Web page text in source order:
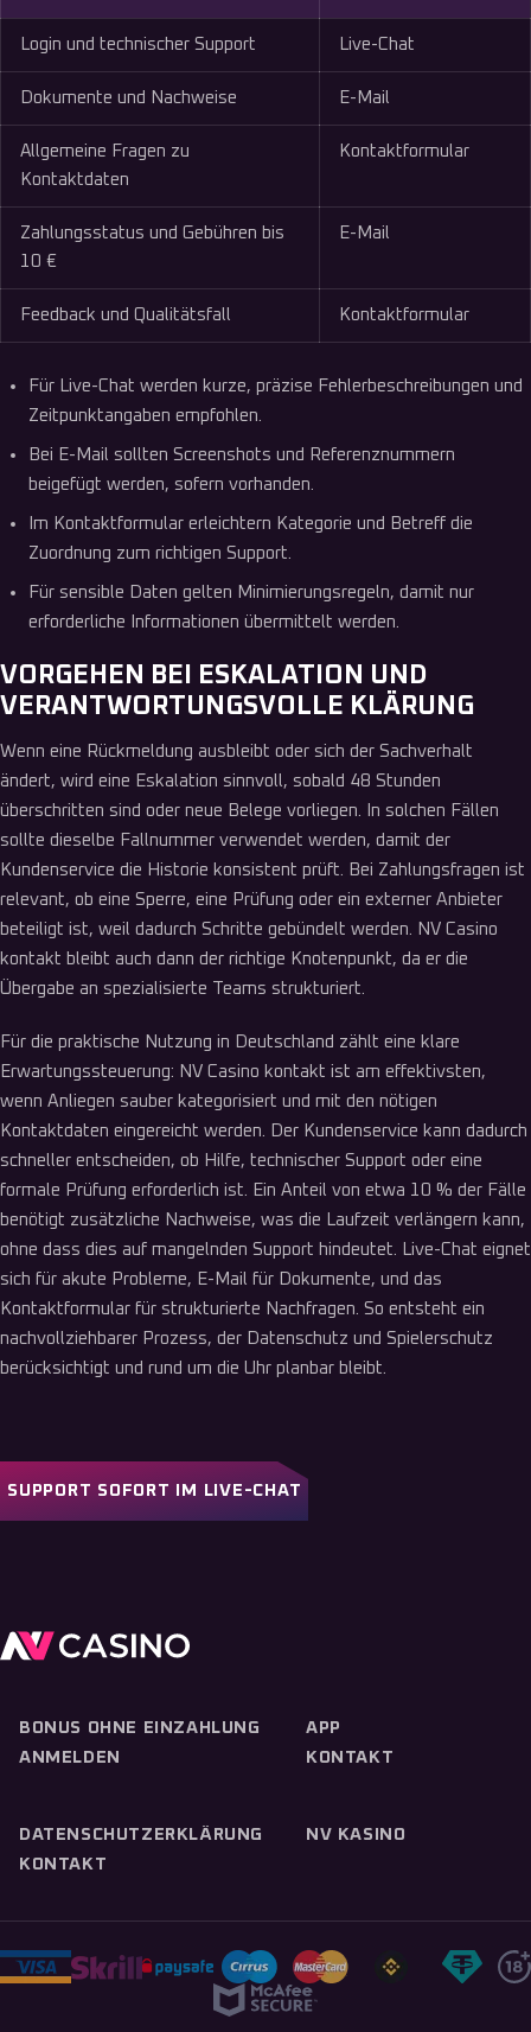
Login und technischer Support Live-Chat
Dokumente und Nachweise E-Mail
Allgemeine Fragen zu
Kontaktdaten
Kontaktformular
Zahlungsstatus und Gebühren bis
10 €
E-Mail
Feedback und Qualitätsfall Kontaktformular
Für Live-Chat werden kurze, präzise Fehlerbeschreibungen und
Zeitpunktangaben empfohlen.
Bei E-Mail sollten Screenshots und Referenznummern
beigefügt werden, sofern vorhanden.
Im Kontaktformular erleichtern Kategorie und Betreff die
Zuordnung zum richtigen Support.
Für sensible Daten gelten Minimierungsregeln, damit nur
erforderliche Informationen übermittelt werden.
VORGEHEN BEI ESKALATION UND
VERANTWORTUNGSVOLLE KLÄRUNG
Wenn eine Rückmeldung ausbleibt oder sich der Sachverhalt
ändert, wird eine Eskalation sinnvoll, sobald 48 Stunden
überschritten sind oder neue Belege vorliegen. In solchen Fällen
sollte dieselbe Fallnummer verwendet werden, damit der
Kundenservice die Historie konsistent prüft. Bei Zahlungsfragen ist
relevant, ob eine Sperre, eine Prüfung oder ein externer Anbieter
beteiligt ist, weil dadurch Schritte gebündelt werden. NV Casino
kontakt bleibt auch dann der richtige Knotenpunkt, da er die
Übergabe an spezialisierte Teams strukturiert.
Für die praktische Nutzung in Deutschland zählt eine klare
Erwartungssteuerung: NV Casino kontakt ist am effektivsten,
wenn Anliegen sauber kategorisiert und mit den nötigen
Kontaktdaten eingereicht werden. Der Kundenservice kann dadurch
schneller entscheiden, ob Hilfe, technischer Support oder eine
formale Prüfung erforderlich ist. Ein Anteil von etwa 10 % der Fälle
benötigt zusätzliche Nachweise, was die Laufzeit verlängern kann,
ohne dass dies auf mangelnden Support hindeutet. Live-Chat eignet
sich für akute Probleme, E-Mail für Dokumente, und das
Kontaktformular für strukturierte Nachfragen. So entsteht ein
nachvollziehbarer Prozess, der Datenschutz und Spielerschutz
berücksichtigt und rund um die Uhr planbar bleibt.
SUPPORT SOFORT IM LIVE-CHAT
BONUS OHNE EINZAHLUNG
ANMELDEN
APP
KONTAKT
DATENSCHUTZERKLÄRUNG
KONTAKT
NV KASINO